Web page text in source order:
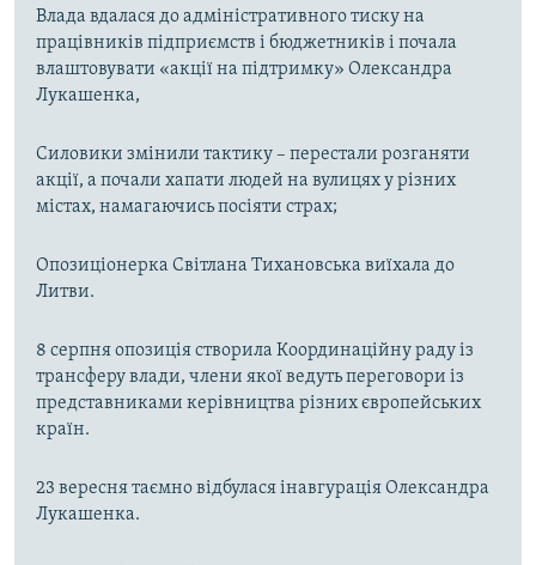
Влада вдалася до адміністративного тиску на
працівників підприємств і бюджетників і почала
влаштовувати «акції на підтримку» Олександра
Лукашенка,
Силовики змінили тактику – перестали розганяти
акції, а почали хапати людей на вулицях у різних
містах, намагаючись посіяти страх;
Опозиціонерка Світлана Тихановська виїхала до
Литви.
8 серпня опозиція створила Координаційну раду із
трансферу влади, члени якої ведуть переговори із
представниками керівництва різних європейських
країн.
23 вересня таємно відбулася інавгурація Олександра
Лукашенка.